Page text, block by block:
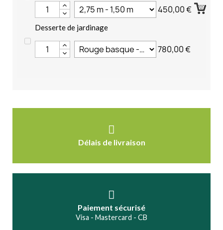
450,00 €
Desserte de jardinage
780,00 €
Délais de livraison
Paiement sécurisé
Visa - Mastercard - CB